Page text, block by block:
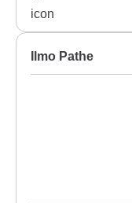
Ilmo Pathe